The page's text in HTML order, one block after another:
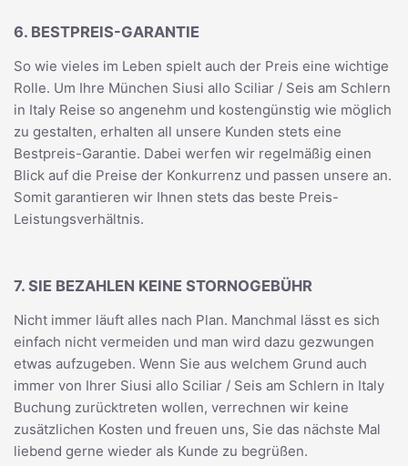
6. BESTPREIS-GARANTIE
So wie vieles im Leben spielt auch der Preis eine wichtige
Rolle. Um Ihre München Siusi allo Sciliar / Seis am Schlern
in Italy Reise so angenehm und kostengünstig wie möglich
zu gestalten, erhalten all unsere Kunden stets eine
Bestpreis-Garantie. Dabei werfen wir regelmäßig einen
Blick auf die Preise der Konkurrenz und passen unsere an.
Somit garantieren wir Ihnen stets das beste Preis-
Leistungsverhältnis.
7. SIE BEZAHLEN KEINE STORNOGEBÜHR
Nicht immer läuft alles nach Plan. Manchmal lässt es sich
einfach nicht vermeiden und man wird dazu gezwungen
etwas aufzugeben. Wenn Sie aus welchem Grund auch
immer von Ihrer Siusi allo Sciliar / Seis am Schlern in Italy
Buchung zurücktreten wollen, verrechnen wir keine
zusätzlichen Kosten und freuen uns, Sie das nächste Mal
liebend gerne wieder als Kunde zu begrüßen.